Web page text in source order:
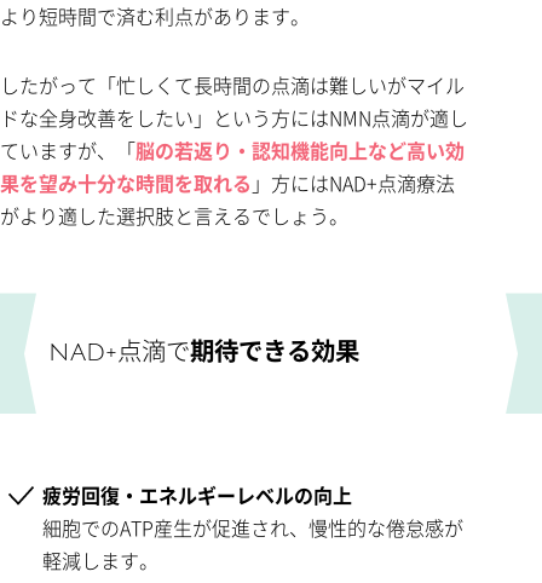
より短時間で済む利点があります。
したがって「忙しくて長時間の点滴は難しいがマイル
ドな全身改善をしたい」という方にはNMN点滴が適し
ていますが、「脳の若返り・認知機能向上など高い効
果を望み十分な時間を取れる 」方にはNAD+点滴療法
がより適した選択肢と言えるでしょう。
NAD+点滴で期待できる効果
疲労回復・エネルギーレベルの向上
細胞でのATP産生が促進され、慢性的な倦怠感が
軽減します。